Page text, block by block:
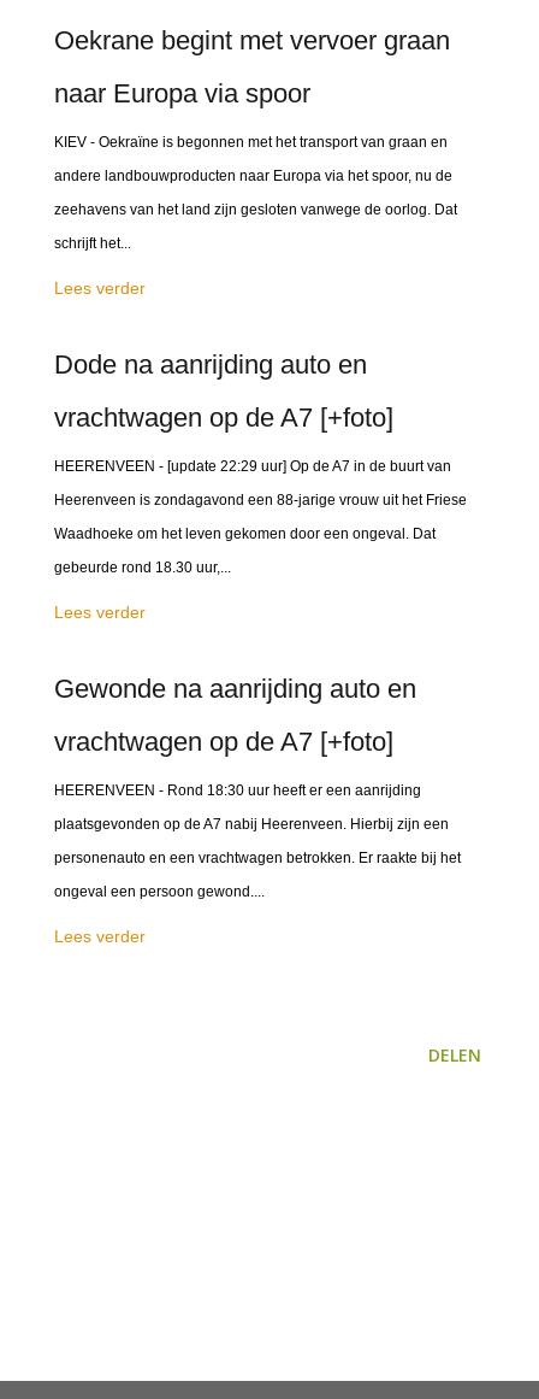
Oekrane begint met vervoer graan
naar Europa via spoor
KIEV - Oekraïne is begonnen met het transport van graan en
andere landbouwproducten naar Europa via het spoor, nu de
zeehavens van het land zijn gesloten vanwege de oorlog. Dat
schrijft het...
Lees verder
Dode na aanrijding auto en
vrachtwagen op de A7 [+foto]
HEERENVEEN - [update 22:29 uur] Op de A7 in de buurt van
Heerenveen is zondagavond een 88-jarige vrouw uit het Friese
Waadhoeke om het leven gekomen door een ongeval. Dat
gebeurde rond 18.30 uur,...
Lees verder
Gewonde na aanrijding auto en
vrachtwagen op de A7 [+foto]
HEERENVEEN - Rond 18:30 uur heeft er een aanrijding
plaatsgevonden op de A7 nabij Heerenveen. Hierbij zijn een
personenauto en een vrachtwagen betrokken. Er raakte bij het
ongeval een persoon gewond....
Lees verder
DELEN